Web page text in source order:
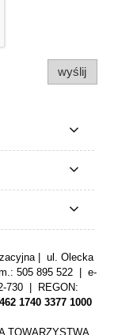
wyślij
| ul. Olecka
505 895 522 | e-
730 | REGON:
1740 3377 1000
TOWARZYSTWA